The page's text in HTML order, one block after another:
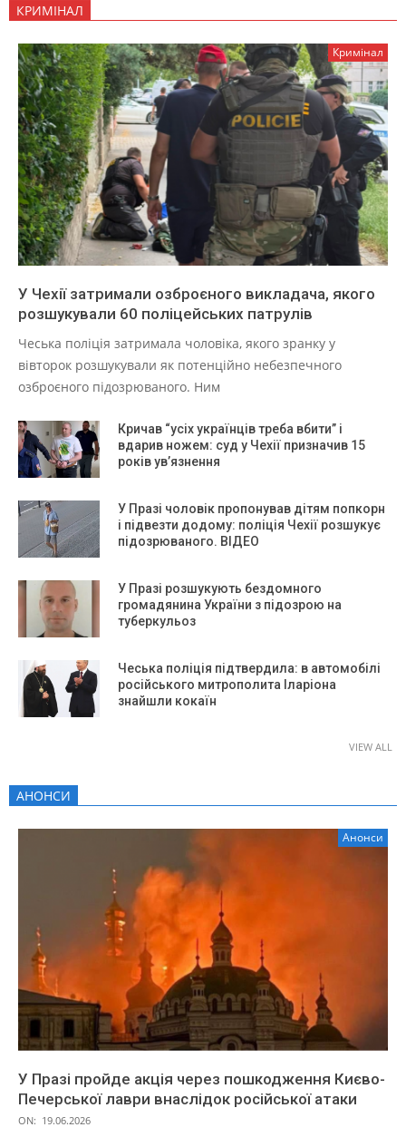
КРИМІНАЛ
Кримінал
У Чехії затримали озброєного викладача, якого
розшукували 60 поліцейських патрулів
Чеська поліція затримала чоловіка, якого зранку у
вівторок розшукували як потенційно небезпечного
озброєного підозрюваного. Ним
Кричав “усіх українців треба вбити” і
вдарив ножем: суд у Чехії призначив 15
років ув’язнення
У Празі чоловік пропонував дітям попкорн
і підвезти додому: поліція Чехії розшукує
підозрюваного. ВІДЕО
У Празі розшукують бездомного
громадянина України з підозрою на
туберкульоз
Чеська поліція підтвердила: в автомобілі
російського митрополита Іларіона
знайшли кокаїн
VIEW ALL
АНОНСИ
Анонси
У Празі пройде акція через пошкодження Києво-
Печерської лаври внаслідок російської атаки
ON: 19.06.2026